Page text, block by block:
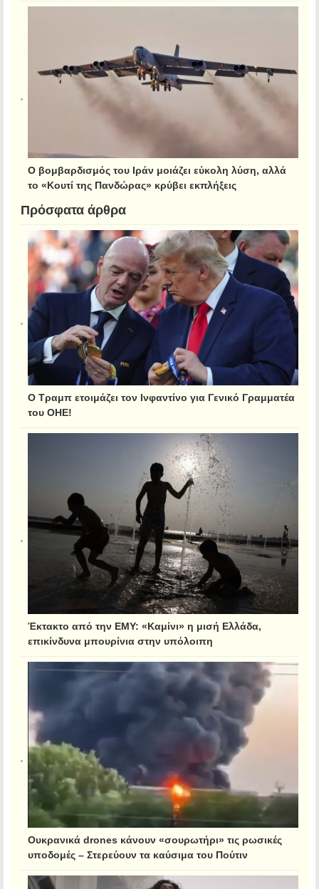
Ο βομβαρδισμός του Ιράν μοιάζει εύκολη λύση, αλλά
το «Κουτί της Πανδώρας» κρύβει εκπλήξεις
Πρόσφατα άρθρα
Ο Τραμπ ετοιμάζει τον Ινφαντίνο για Γενικό Γραμματέα
του ΟΗΕ!
Έκτακτο από την ΕΜΥ: «Καμίνι» η μισή Ελλάδα,
επικίνδυνα μπουρίνια στην υπόλοιπη
Ουκρανικά drones κάνουν «σουρωτήρι» τις ρωσικές
υποδομές – Στερεύουν τα καύσιμα του Πούτιν